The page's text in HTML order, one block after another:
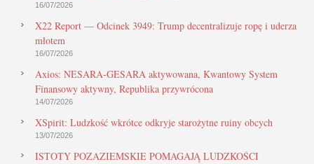
16/07/2026
X22 Report — Odcinek 3949: Trump decentralizuje ropę i uderza
młotem
16/07/2026
Axios: NESARA-GESARA aktywowana, Kwantowy System
Finansowy aktywny, Republika przywrócona
14/07/2026
XSpirit: Ludzkość wkrótce odkryje starożytne ruiny obcych
13/07/2026
ISTOTY POZAZIEMSKIE POMAGAJĄ LUDZKOŚCI